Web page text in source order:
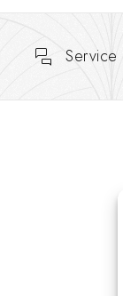
Service